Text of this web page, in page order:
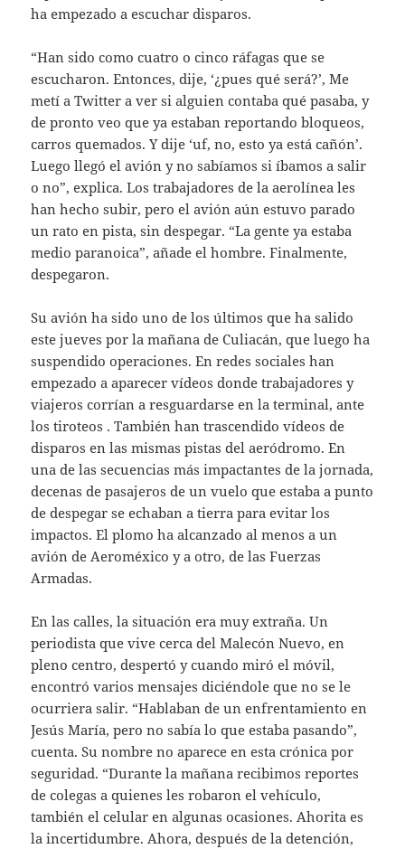
ha empezado a escuchar disparos.
“Han sido como cuatro o cinco ráfagas que se
escucharon. Entonces, dije, ‘¿pues qué será?’, Me
metí a Twitter a ver si alguien contaba qué pasaba, y
de pronto veo que ya estaban reportando bloqueos,
carros quemados. Y dije ‘uf, no, esto ya está cañón’.
Luego llegó el avión y no sabíamos si íbamos a salir
o no”, explica. Los trabajadores de la aerolínea les
han hecho subir, pero el avión aún estuvo parado
un rato en pista, sin despegar. “La gente ya estaba
medio paranoica”, añade el hombre. Finalmente,
despegaron.
Su avión ha sido uno de los últimos que ha salido
este jueves por la mañana de Culiacán, que luego ha
suspendido operaciones. En redes sociales han
empezado a aparecer vídeos donde trabajadores y
viajeros corrían a resguardarse en la terminal, ante
los tiroteos . También han trascendido vídeos de
disparos en las mismas pistas del aeródromo. En
una de las secuencias más impactantes de la jornada,
decenas de pasajeros de un vuelo que estaba a punto
de despegar se echaban a tierra para evitar los
impactos. El plomo ha alcanzado al menos a un
avión de Aeroméxico y a otro, de las Fuerzas
Armadas.
En las calles, la situación era muy extraña. Un
periodista que vive cerca del Malecón Nuevo, en
pleno centro, despertó y cuando miró el móvil,
encontró varios mensajes diciéndole que no se le
ocurriera salir. “Hablaban de un enfrentamiento en
Jesús María, pero no sabía lo que estaba pasando”,
cuenta. Su nombre no aparece en esta crónica por
seguridad. “Durante la mañana recibimos reportes
de colegas a quienes les robaron el vehículo,
también el celular en algunas ocasiones. Ahorita es
la incertidumbre. Ahora, después de la detención,